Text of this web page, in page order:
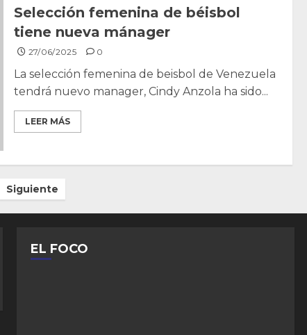
Selección femenina de béisbol
tiene nueva mánager
27/06/2025 0
La selección femenina de beisbol de Venezuela
tendrá nuevo manager, Cindy Anzola ha sido...
LEER MÁS
Siguiente
EL FOCO